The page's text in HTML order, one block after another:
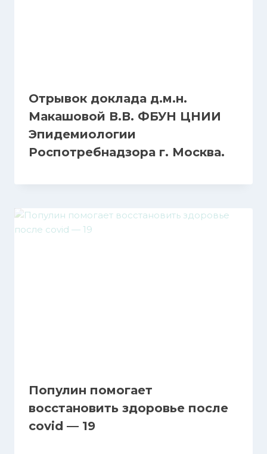
Отрывок доклада д.м.н.
Макашовой В.В. ФБУН ЦНИИ
Эпидемиологии
Роспотребнадзора г. Москва.
Популин помогает
восстановить здоровье после
covid — 19